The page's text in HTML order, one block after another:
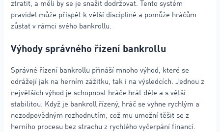
ztratit, a měli by se je snažit dodržovat. Tento systém
pravidel může přispět k větší disciplíně a pomůže hráčům
zůstat v rámci svého bankrollu.
Výhody správného řízení bankrollu
Správné řízení bankrollu přináší mnoho výhod, které se
odrážejí jak na herním zážitku, tak i na výsledcích. Jednou z
největších výhod je schopnost hráče hrát déle a s větší
stabilitou. Když je bankroll řízený, hráč se vyhne rychlým a
nezodpovědným rozhodnutím, což mu umožní těšit se z
herního procesu bez strachu z rychlého vyčerpání financí.